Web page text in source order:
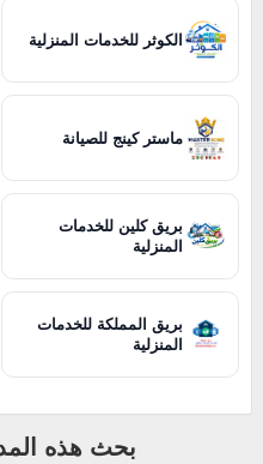
الكوثر للخدمات المنزلية
ماستر كينج للصيانة
بريق كلين للخدمات
المنزلية
بريق المملكة للخدمات
المنزلية
بحث هذه